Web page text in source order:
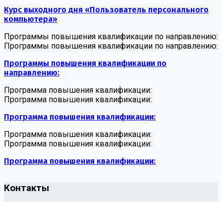
Курс выходного дня «Пользователь персонального
компьютера»
Программы повышения квалификации по направлению:
Программы повышения квалификации по направлению:
Программы повышения квалификации по
направлению:
Программа повышения квалификации:
Программа повышения квалификации:
Программа повышения квалификации:
Программа повышения квалификации:
Программа повышения квалификации:
Программа повышения квалификации:
Контакты